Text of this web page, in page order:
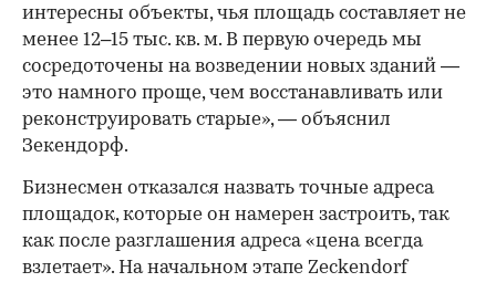
интересны объекты, чья площадь составляет не
менее 12–15 тыс. кв. м. В первую очередь мы
сосредоточены на возведении новых зданий —
это намного проще, чем восстанавливать или
реконструировать старые», — объяснил
Зекендорф.
Бизнесмен отказался назвать точные адреса
площадок, которые он намерен застроить, так
как после разглашения адреса «цена всегда
взлетает». На начальном этапе Zeckendorf